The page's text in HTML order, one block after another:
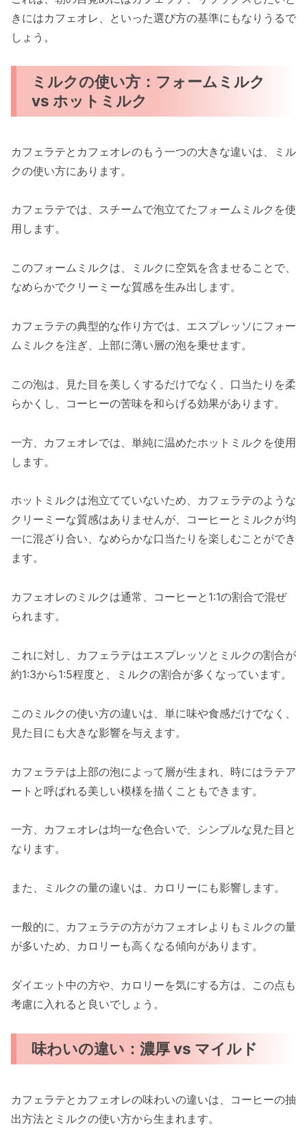
きにはカフェオレ、といった選び方の基準にもなりうるで
しょう。
ミルクの使い方：フォームミルク
vs ホットミルク
カフェラテとカフェオレのもう一つの大きな違いは、ミル
クの使い方にあります。
カフェラテでは、スチームで泡立てたフォームミルクを使
用します。
このフォームミルクは、ミルクに空気を含ませることで、
なめらかでクリーミーな質感を生み出します。
カフェラテの典型的な作り方では、エスプレッソにフォー
ムミルクを注ぎ、上部に薄い層の泡を乗せます。
この泡は、見た目を美しくするだけでなく、口当たりを柔
らかくし、コーヒーの苦味を和らげる効果があります。
一方、カフェオレでは、単純に温めたホットミルクを使用
します。
ホットミルクは泡立てていないため、カフェラテのような
クリーミーな質感はありませんが、コーヒーとミルクが均
一に混ざり合い、なめらかな口当たりを楽しむことができ
ます。
カフェオレのミルクは通常、コーヒーと1:1の割合で混ぜ
られます。
これに対し、カフェラテはエスプレッソとミルクの割合が
約1:3から1:5程度と、ミルクの割合が多くなっています。
このミルクの使い方の違いは、単に味や食感だけでなく、
見た目にも大きな影響を与えます。
カフェラテは上部の泡によって層が生まれ、時にはラテア
ートと呼ばれる美しい模様を描くこともできます。
一方、カフェオレは均一な色合いで、シンプルな見た目と
なります。
また、ミルクの量の違いは、カロリーにも影響します。
一般的に、カフェラテの方がカフェオレよりもミルクの量
が多いため、カロリーも高くなる傾向があります。
ダイエット中の方や、カロリーを気にする方は、この点も
考慮に入れると良いでしょう。
味わいの違い：濃厚 vs マイルド
カフェラテとカフェオレの味わいの違いは、コーヒーの抽
出方法とミルクの使い方から生まれます。